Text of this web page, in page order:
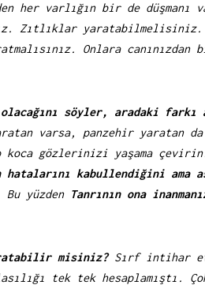
her varlığın bir de düşmanı
Zıtlıklar
Onlara
söyler, aradaki farkı
varsa, panzehir yaratan
gözlerinizi yaşama
hatalarını kabullendiğini
Bu yüzden Tanrının ona
misiniz?Sırf intihar
tek tek hesaplamıştı.